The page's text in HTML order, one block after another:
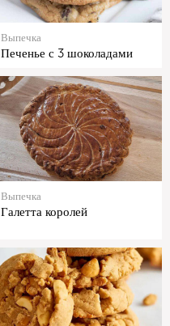
Выпечка
Печенье с 3 шоколадами
Выпечка
Галетта королей